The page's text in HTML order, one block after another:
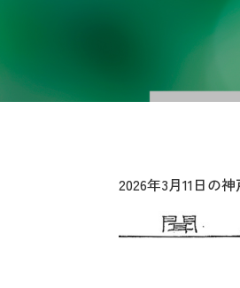
2026年3月11日の